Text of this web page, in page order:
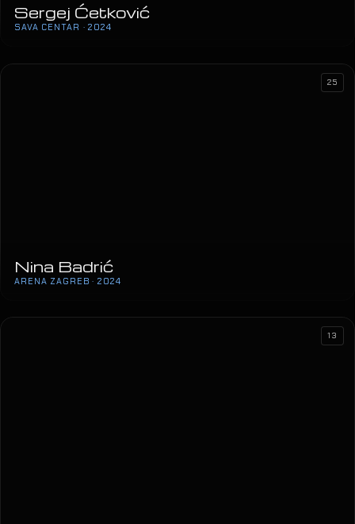
Nina Badrić
ARENA ZAGREB · 2024
25
13